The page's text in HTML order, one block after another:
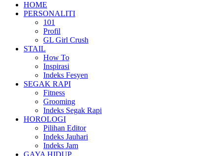
HOME
PERSONALITI
101
Profil
GL Girl Crush
STAIL
How To
Inspirasi
Indeks Fesyen
SEGAK RAPI
Fitness
Grooming
Indeks Segak Rapi
HOROLOGI
Pilihan Editor
Indeks Jauhari
Indeks Jam
GAYA HIDUP